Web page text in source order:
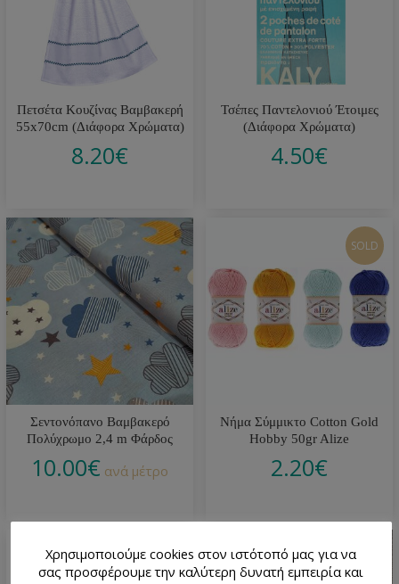
Πετσέτα Κουζίνας Βαμβακερή
55x70cm (Διάφορα Χρώματα)
8.20€
Τσέπες Παντελονιού Έτοιμες
(Διάφορα Χρώματα)
4.50€
Σεντονόπανο Βαμβακερό
Πολύχρωμο 2,4 m Φάρδος
10.00€ ανά μέτρο
SOLD
Νήμα Σύμμικτο Cotton Gold
Hobby 50gr Alize
2.20€
Χρησιμοποιούμε cookies στον ιστότοπό μας για να
σας προσφέρουμε την καλύτερη δυνατή εμπειρία και